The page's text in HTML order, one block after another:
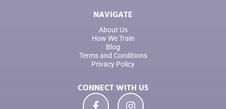
NAVIGATE
About Us
How We Train
Blog
Terms and Conditions
Privacy Policy
CONNECT WITH US